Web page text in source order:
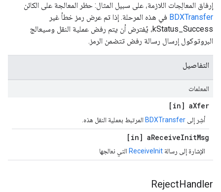
إرفاق المعالِجات اللازمة، على سبيل المثال: حظر المعالجة على الكائن
BDXTransfer في هذه المرحلة. إذا تم عرض رمز خطأ غير
kStatus_Success، يُفترض أن يتم رفض عملية النقل وسيعالج
البروتوكول إرسال رسالة رفض تتضمن الرمز.
التفاصيل
المعلمات
[in] aXfer
أشِر إلى BDXTransfer المرتبط بعملية النقل هذه.
[in] aReceiveInitMsg
الإشارة إلى رسالة ReceiveInit التي نعالجها
RejectHandler